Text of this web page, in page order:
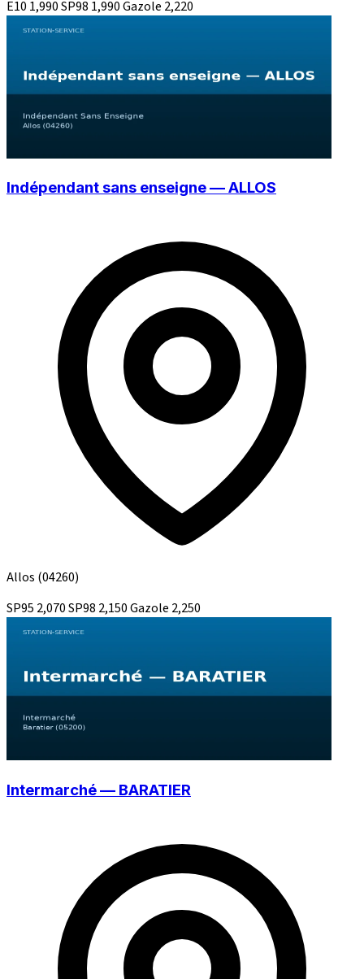
E10 1,990SP98 1,990Gazole 2,220
Indépendant sans enseigne — ALLOS
Allos (04260)
SP95 2,070SP98 2,150Gazole 2,250
Intermarché — BARATIER